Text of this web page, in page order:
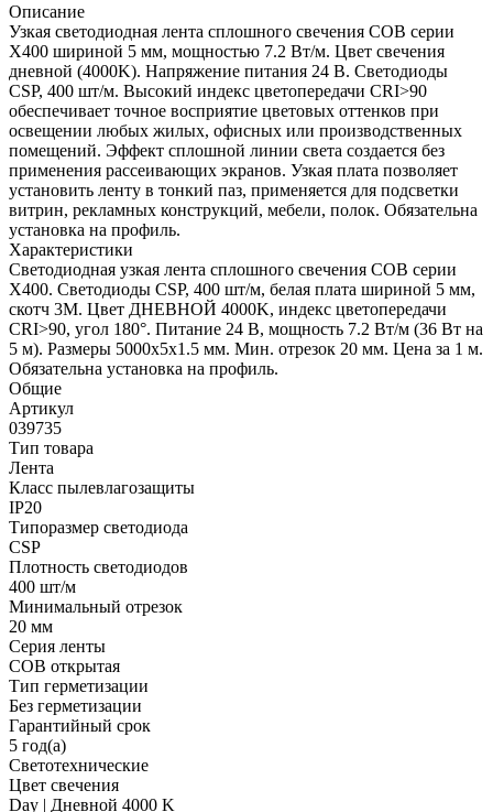
Описание
Узкая светодиодная лента сплошного свечения COB серии
X400 шириной 5 мм, мощностью 7.2 Вт/м. Цвет свечения
дневной (4000K). Напряжение питания 24 В. Светодиоды
CSP, 400 шт/м. Высокий индекс цветопередачи CRI>90
обеспечивает точное восприятие цветовых оттенков при
освещении любых жилых, офисных или производственных
помещений. Эффект сплошной линии света создается без
применения рассеивающих экранов. Узкая плата позволяет
установить ленту в тонкий паз, применяется для подсветки
витрин, рекламных конструкций, мебели, полок. Обязательна
установка на профиль.
Характеристики
Светодиодная узкая лента сплошного свечения COB серии
X400. Светодиоды CSP, 400 шт/м, белая плата шириной 5 мм,
скотч 3M. Цвет ДНЕВНОЙ 4000K, индекс цветопередачи
CRI>90, угол 180°. Питание 24 В, мощность 7.2 Вт/м (36 Вт на
5 м). Размеры 5000х5х1.5 мм. Мин. отрезок 20 мм. Цена за 1 м.
Обязательна установка на профиль.
Общие
Артикул
039735
Тип товара
Лента
Класс пылевлагозащиты
IP20
Типоразмер светодиода
CSP
Плотность светодиодов
400 шт/м
Минимальный отрезок
20 мм
Серия ленты
COB открытая
Тип герметизации
Без герметизации
Гарантийный срок
5 год(а)
Светотехнические
Цвет свечения
Day | Дневной 4000 K